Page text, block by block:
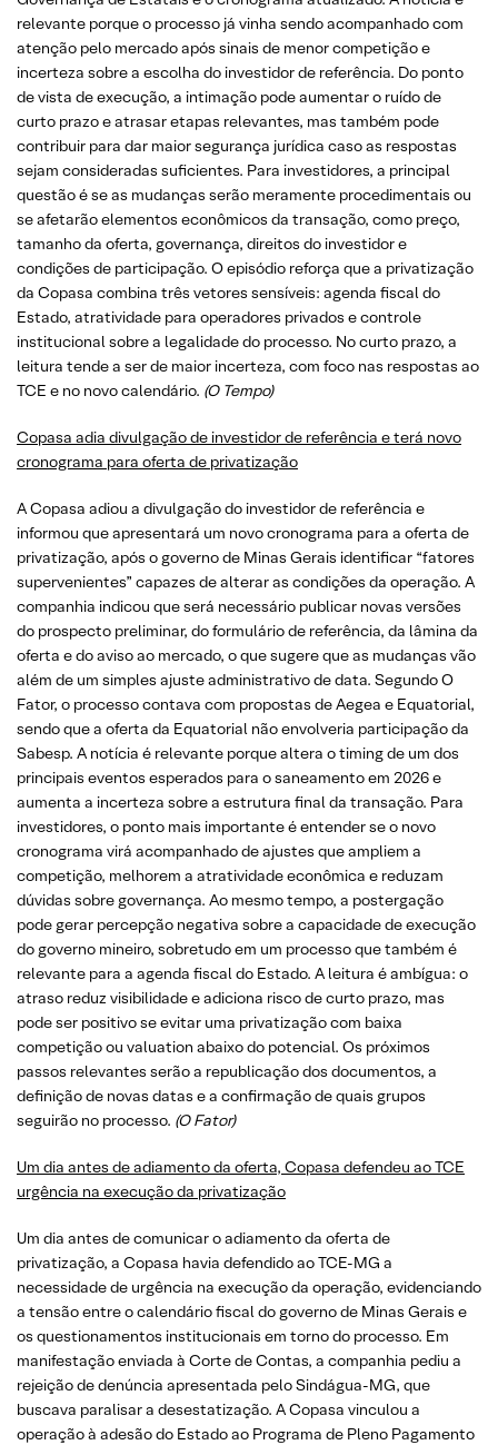
relevante porque o processo já vinha sendo acompanhado com
atenção pelo mercado após sinais de menor competição e
incerteza sobre a escolha do investidor de referência. Do ponto
de vista de execução, a intimação pode aumentar o ruído de
curto prazo e atrasar etapas relevantes, mas também pode
contribuir para dar maior segurança jurídica caso as respostas
sejam consideradas suficientes. Para investidores, a principal
questão é se as mudanças serão meramente procedimentais ou
se afetarão elementos econômicos da transação, como preço,
tamanho da oferta, governança, direitos do investidor e
condições de participação. O episódio reforça que a privatização
da Copasa combina três vetores sensíveis: agenda fiscal do
Estado, atratividade para operadores privados e controle
institucional sobre a legalidade do processo. No curto prazo, a
leitura tende a ser de maior incerteza, com foco nas respostas ao
TCE e no novo calendário. (O Tempo)
Copasa adia divulgação de investidor de referência e terá novo
cronograma para oferta de privatização
A Copasa adiou a divulgação do investidor de referência e
informou que apresentará um novo cronograma para a oferta de
privatização, após o governo de Minas Gerais identificar “fatores
supervenientes” capazes de alterar as condições da operação. A
companhia indicou que será necessário publicar novas versões
do prospecto preliminar, do formulário de referência, da lâmina da
oferta e do aviso ao mercado, o que sugere que as mudanças vão
além de um simples ajuste administrativo de data. Segundo O
Fator, o processo contava com propostas de Aegea e Equatorial,
sendo que a oferta da Equatorial não envolveria participação da
Sabesp. A notícia é relevante porque altera o timing de um dos
principais eventos esperados para o saneamento em 2026 e
aumenta a incerteza sobre a estrutura final da transação. Para
investidores, o ponto mais importante é entender se o novo
cronograma virá acompanhado de ajustes que ampliem a
competição, melhorem a atratividade econômica e reduzam
dúvidas sobre governança. Ao mesmo tempo, a postergação
pode gerar percepção negativa sobre a capacidade de execução
do governo mineiro, sobretudo em um processo que também é
relevante para a agenda fiscal do Estado. A leitura é ambígua: o
atraso reduz visibilidade e adiciona risco de curto prazo, mas
pode ser positivo se evitar uma privatização com baixa
competição ou valuation abaixo do potencial. Os próximos
passos relevantes serão a republicação dos documentos, a
definição de novas datas e a confirmação de quais grupos
seguirão no processo. (O Fator)
Um dia antes de adiamento da oferta, Copasa defendeu ao TCE
urgência na execução da privatização
Um dia antes de comunicar o adiamento da oferta de
privatização, a Copasa havia defendido ao TCE-MG a
necessidade de urgência na execução da operação, evidenciando
a tensão entre o calendário fiscal do governo de Minas Gerais e
os questionamentos institucionais em torno do processo. Em
manifestação enviada à Corte de Contas, a companhia pediu a
rejeição de denúncia apresentada pelo Sindágua-MG, que
buscava paralisar a desestatização. A Copasa vinculou a
operação à adesão do Estado ao Programa de Pleno Pagamento